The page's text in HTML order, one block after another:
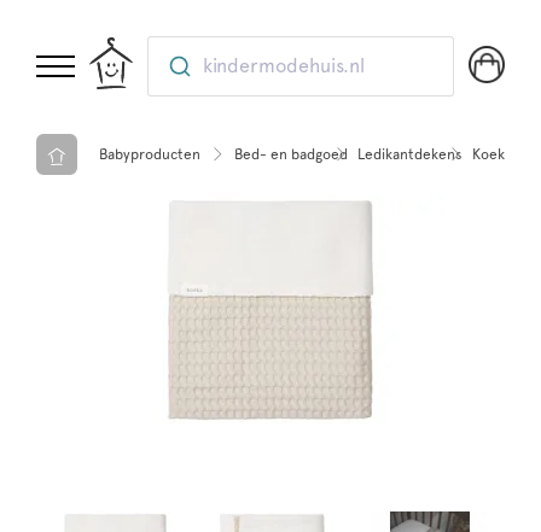
kindermodehuis.nl
Babyproducten Bed- en badgoed Ledikantdekens Koeka